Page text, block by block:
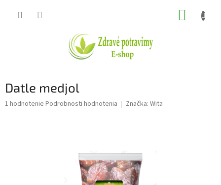
Datle medjol
Priemerné
1 hodnotenie Podrobnosti hodnotenia Značka: Wita